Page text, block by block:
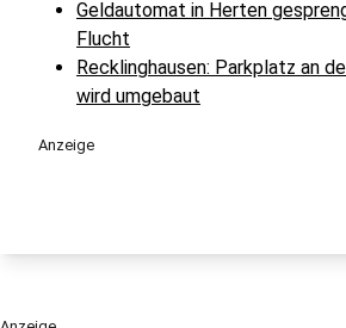
Geldautomat in Herten
Flucht
Recklinghausen: Parkplatz an
wird umgebaut
Anzeige